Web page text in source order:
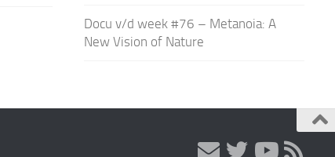
Docu v/d week #76 – Metanoia: A
New Vision of Nature